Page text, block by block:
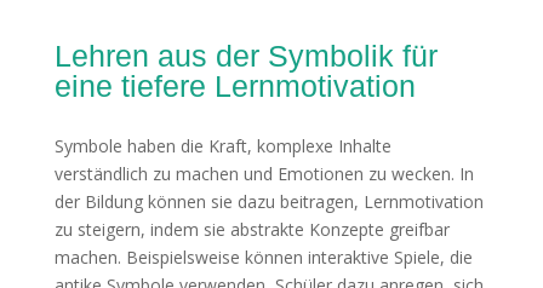
Lehren aus der Symbolik für
eine tiefere Lernmotivation
Symbole haben die Kraft, komplexe Inhalte
verständlich zu machen und Emotionen zu wecken. In
der Bildung können sie dazu beitragen, Lernmotivation
zu steigern, indem sie abstrakte Konzepte greifbar
machen. Beispielsweise können interaktive Spiele, die